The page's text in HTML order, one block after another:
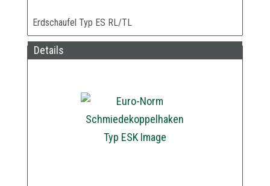
Erdschaufel Typ ES RL/TL
Details